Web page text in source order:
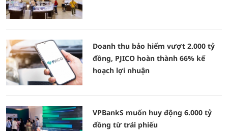
Doanh thu bảo hiểm vượt 2.000 tỷ
đồng, PJICO hoàn thành 66% kế
hoạch lợi nhuận
VPBankS muốn huy động 6.000 tỷ
đồng từ trái phiếu